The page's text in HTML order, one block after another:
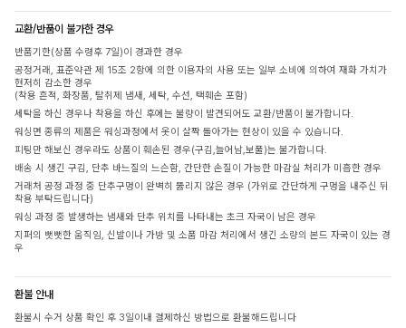
교환/반품이 불가한 경우
반품기한(상품 수령후 7일)이 경과한 경우
공정거래, 표준약관 제 15조 2항에 의한 이용자의 사용 또는 일부 소비에 의하여 재화 가치가
현저히 감소한 경우
(착용 흔적, 화장품, 탈취제 냄새, 세탁, 수선, 택훼손 포함)
세탁을 하신 경우나 착용을 하신 후에는 불량이 발견되어도 교환/반품이 불가합니다.
워싱면 종류의 제품은 워싱과정에서 옷이 살짝 돌아가는 현상이 있을 수 있습니다.
피팅만 해보신 경우라도 상품이 훼손된 경우(구김,늘어남,보풀)는 불가합니다.
배송 시 생긴 구김, 단추 바느질의 느슨함, 간단한 손질이 가능한 마감실 처리가 미흡한 경우
거래처 공정 과정 중 단추구멍이 완벽히 뚫리지 않은 경우 (가위로 간단하게 구멍을 내주신 뒤
착용 부탁드립니다)
워싱 과정 중 발생하는 냄새와 단추 위치를 나타내는 초크 자국이 남은 경우
지퍼의 뻣뻣한 움직임, 신발이나 가방 및 소품 마감 처리에서 생긴 소량의 본드 자국이 있는 경
우
환불 안내
환불시 수거 상품 확인 후 3일이내 결제하신 방법으로 환불해드립니다